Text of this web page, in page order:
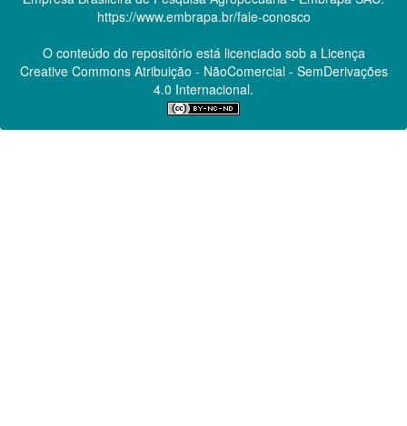
https://www.embrapa.br/fale-conosco
O conteúdo do repositório está licenciado sob a Licença
Creative CommonsAtribuição - NãoComercial - SemDerivações
4.0 Internacional.